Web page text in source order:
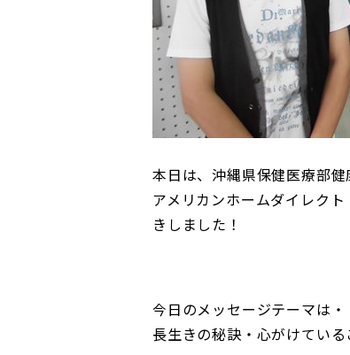
本日は、沖縄県保健医療部健
アメリカンホームダイレク
きしました！
今日のメッセージテーマは・
長生きの秘訣・心がけている